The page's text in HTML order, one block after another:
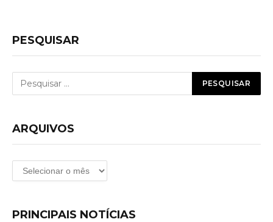
PESQUISAR
ARQUIVOS
Arquivos
PRINCIPAIS NOTÍCIAS